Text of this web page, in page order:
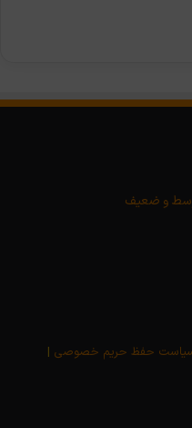
حفظ حریم خصوصی |